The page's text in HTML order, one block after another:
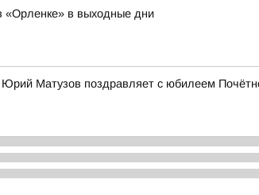
«Орленке» в выходные дни
Матузов поздравляет с юбилеем